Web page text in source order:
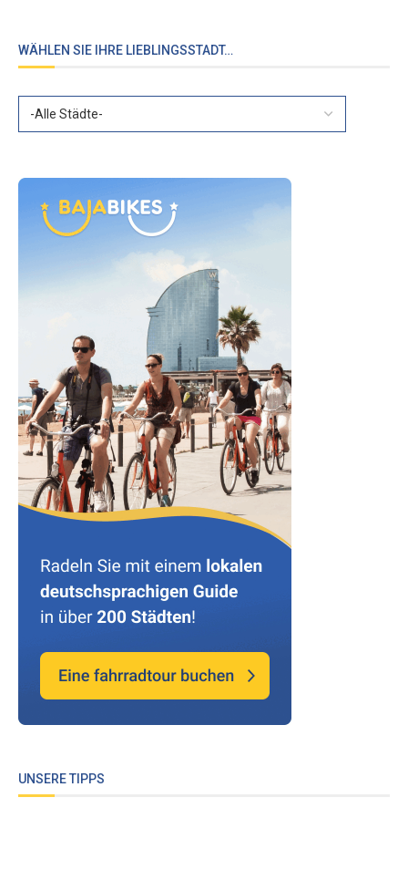
WÄHLEN SIE IHRE LIEBLINGSSTADT…
UNSERE TIPPS